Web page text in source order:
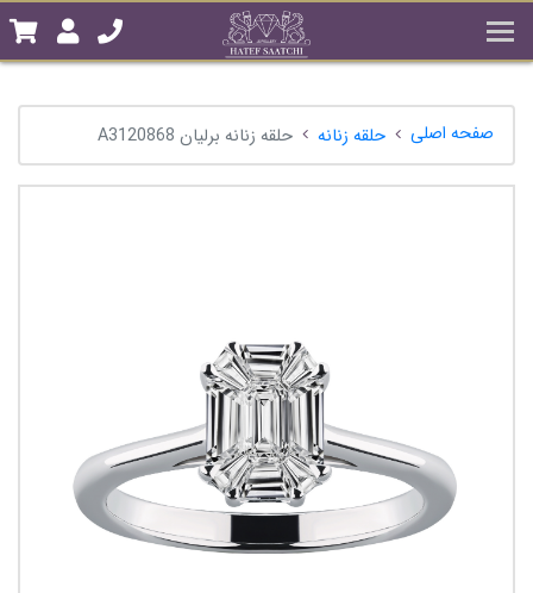
صفحه اصلی حلقه زنانه حلقه زنانه برلیان A3120868